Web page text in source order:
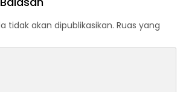
tidak akan dipublikasikan. Ruas yang